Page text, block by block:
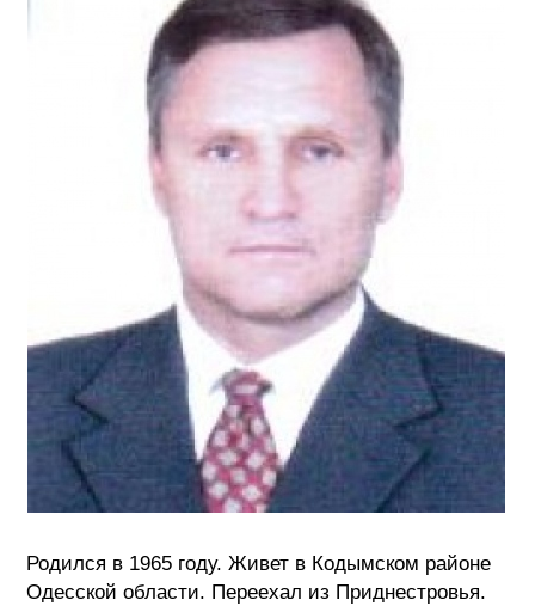
Родился в 1965 году. Живет в Кодымском районе
Одесской области. Переехал из Приднестровья.